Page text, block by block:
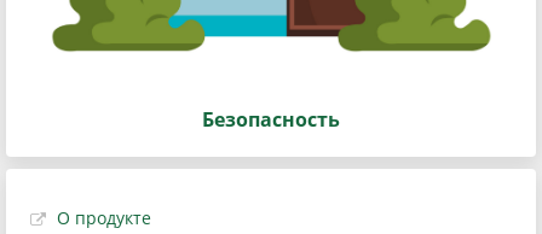
Безопасность
О продукте